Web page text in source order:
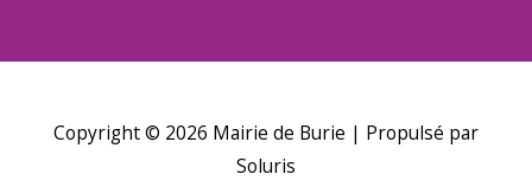
Copyright © 2026 Mairie de Burie | Propulsé par
Soluris